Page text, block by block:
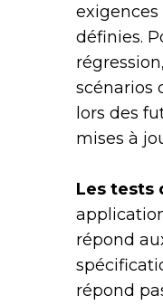
définies.
scénarios
lors des
mises à
Les tests
répond
répond